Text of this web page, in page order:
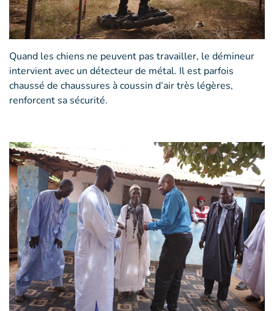
Quand les chiens ne peuvent pas travailler, le démineur
intervient avec un détecteur de métal. Il est parfois
chaussé de chaussures à coussin d’air très légères,
renforcent sa sécurité.